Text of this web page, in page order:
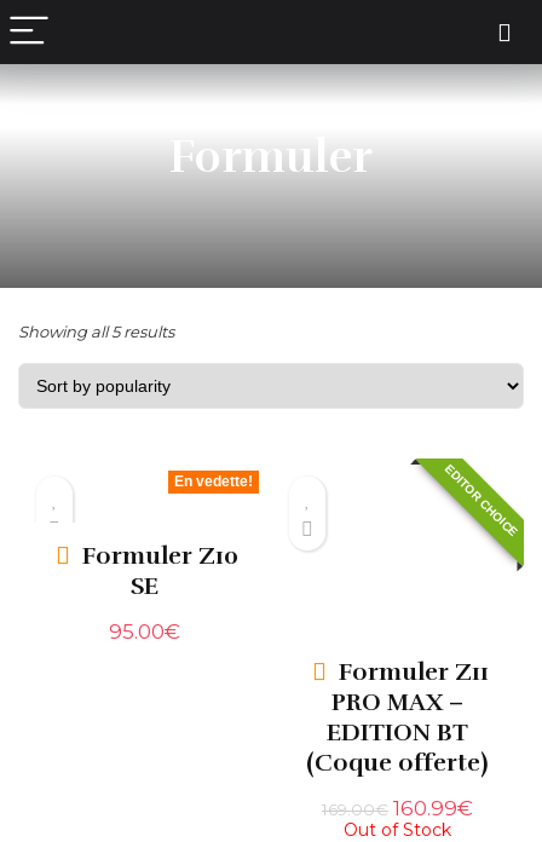
content
Formuler
Showing all 5 results
En vedette!
Formuler Z10
SE
95.00€
EDITOR CHOICE
Formuler Z11
PRO MAX –
EDITION BT
(Coque offerte)
169.00€ 160.99€
Out of Stock